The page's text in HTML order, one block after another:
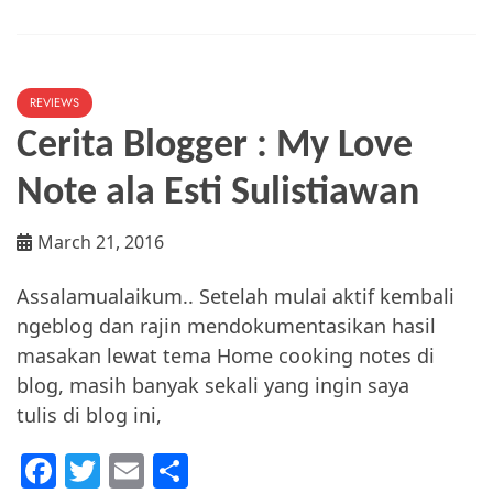
REVIEWS
Cerita Blogger : My Love
Note ala Esti Sulistiawan
March 21, 2016
Assalamualaikum.. Setelah mulai aktif kembali
ngeblog dan rajin mendokumentasikan hasil
masakan lewat tema Home cooking notes di
blog, masih banyak sekali yang ingin saya
tulis di blog ini,
F T E